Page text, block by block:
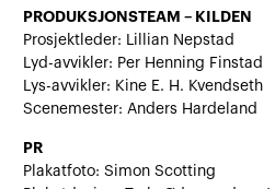
PRODUKSJONSTEAM – KILDEN
Prosjektleder: Lillian Nepstad
Lyd-avvikler: Per Henning Finstad
Lys-avvikler: Kine E. H. Kvendseth
Scenemester: Anders Hardeland
PR
Plakatfoto: Simon Scotting